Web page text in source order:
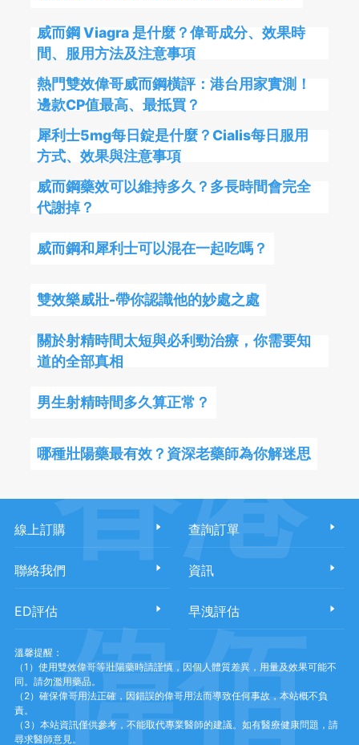
威而鋼 Viagra 是什麼？偉哥成分、效果時
間、服用方法及注意事項
熱門雙效偉哥威而鋼橫評：港台用家實測！
邊款CP值最高、最抵買？
犀利士5mg每日錠是什麼？Cialis每日服用
方式、效果與注意事項
威而鋼藥效可以維持多久？多長時間會完全
代謝掉？
威而鋼和犀利士可以混在一起吃嗎？
雙效樂威壯-帶你認識他的妙處之處
關於射精時間太短與必利勁治療，你需要知
道的全部真相
男生射精時間多久算正常？
哪種壯陽藥最有效？資深老藥師為你解迷思
線上訂購 查詢訂單
聯絡我們 資訊
ED評估 早洩評估
溫馨提醒：
（1）使用雙效偉哥等壯陽藥時請謹慎，因個人體質差異，用量及效果可能不
同。請勿濫用藥品。
（2）確保偉哥用法正確，因錯誤的偉哥用法而導致任何事故，本站概不負
責。
（3）本站資訊僅供參考，不能取代專業醫師的建議。如有醫療健康問題，請
尋求醫師意見。
香港
偉佰